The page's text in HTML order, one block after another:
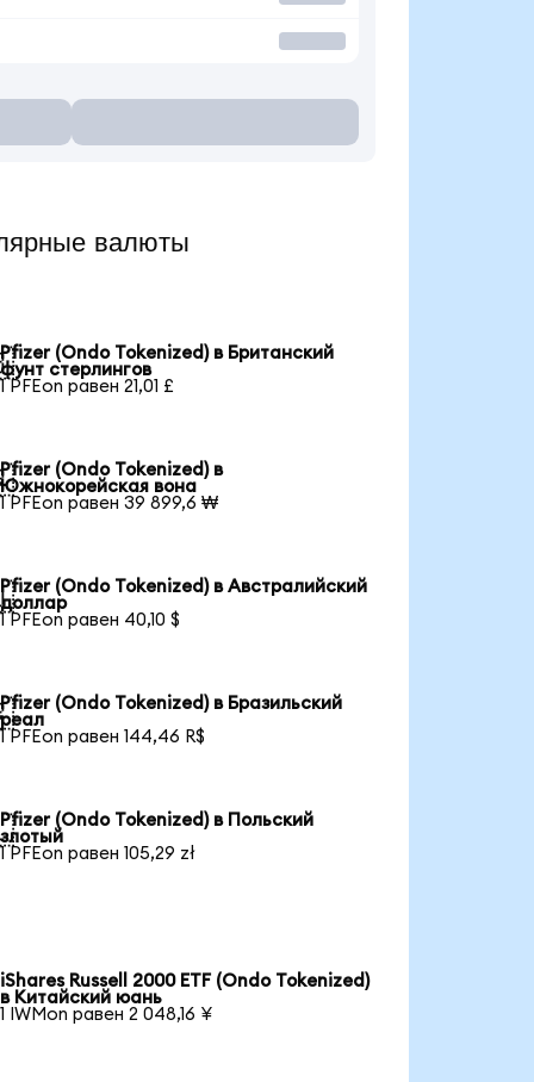
валюты
Pfizer (Ondo Tokenized) в Британский
фунт стерлингов
1 PFEon равен 21,01 £
Pfizer (Ondo Tokenized) в
Южнокорейская вона
1 PFEon равен 39 899,6 ₩
Pfizer (Ondo Tokenized) в Австралийский
доллар
1 PFEon равен 40,10 $
Pfizer (Ondo Tokenized) в Бразильский
реал
1 PFEon равен 144,46 R$
Pfizer (Ondo Tokenized) в Польский
злотый
1 PFEon равен 105,29 zł
iShares Russell 2000 ETF (Ondo Tokenized)
в Китайский юань
1 IWMon равен 2 048,16 ¥